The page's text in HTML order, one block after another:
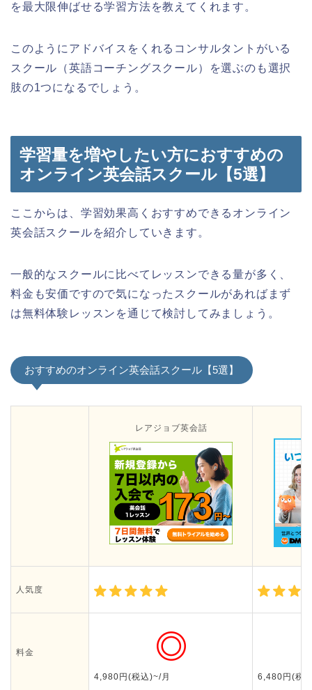
を最大限伸ばせる学習方法を教えてくれます。
このようにアドバイスをくれるコンサルタントがいる
スクール（英語コーチングスクール）を選ぶのも選択
肢の1つになるでしょう。
学習量を増やしたい方におすすめの
オンライン英会話スクール【5選】
ここからは、学習効果高くおすすめできるオンライン
英会話スクールを紹介していきます。
一般的なスクールに比べてレッスンできる量が多く、
料金も安価ですので気になったスクールがあればまず
は無料体験レッスンを通じて検討してみましょう。
おすすめのオンライン英会話スクール【5選】
レアジョブ英会話
人気度
料金
4,980円(税込)~/月 6,480円(税